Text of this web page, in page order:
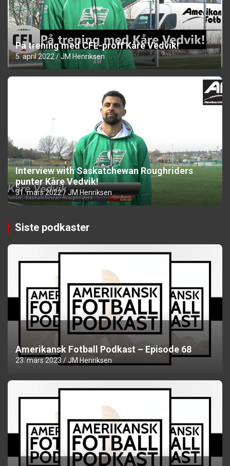
På trening med CFL-proff Kåre Vedvik!
5. april 2022 JM Henriksen
Interview with Saskatchewan Roughriders
punter Kåre Vedvik!
31. mars 2022 JM Henriksen
Siste podkaster
Amerikansk Fotball Podkast – Episode 68
23. mars 2023 JM Henriksen